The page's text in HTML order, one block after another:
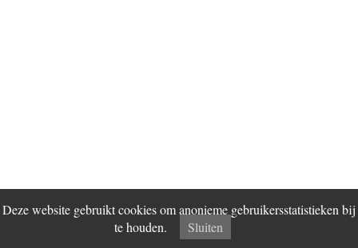
Deze website gebruikt cookies om anonieme gebruikersstatistieken bij
te houden.
Sluiten